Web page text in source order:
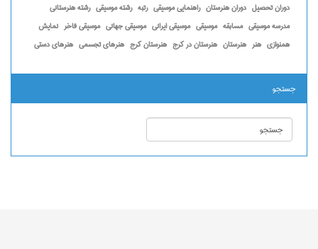
دوران تحصیل دوران هنرستان راهنمایی موسیقی رتبه رشته موسیقی رشته هنرستانی
مدرسه موسیقی مسابقه موسیقی موسیقی ایرانی موسیقی جهانی موسیقی فاخر نمایش
همنوازی هنر هنرستان هنرستان در کرج هنرستان کرج هنرهای تجسمی هنرهای دستی
جستجو